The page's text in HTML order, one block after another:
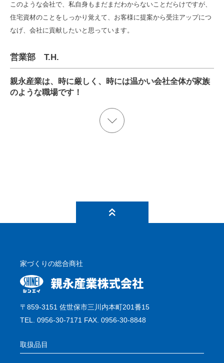
このような会社で、私自身もまだまだわからないことだらけですが、
住宅資材のことをしっかり覚えて、お客様に提案から受注アップにつ
なげ、会社に貢献したいと思っています。
営業部 T.H.
親永産業は、時に厳しく、時には温かい会社全体が家族
のような職場です！
家づくりの総合商社
〒859-3151 佐世保市三川内本町201番15
TEL. 0956-30-7171 FAX. 0956-30-8848
取扱品目